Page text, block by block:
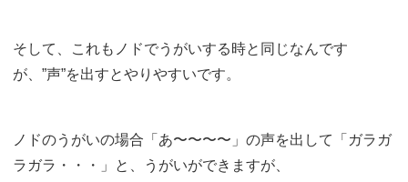
そして、これもノドでうがいする時と同じなんです
が、”声”を出すとやりやすいです。
ノドのうがいの場合「あ〜〜〜〜」の声を出して「ガラガ
ラガラ・・・」と、うがいができますが、